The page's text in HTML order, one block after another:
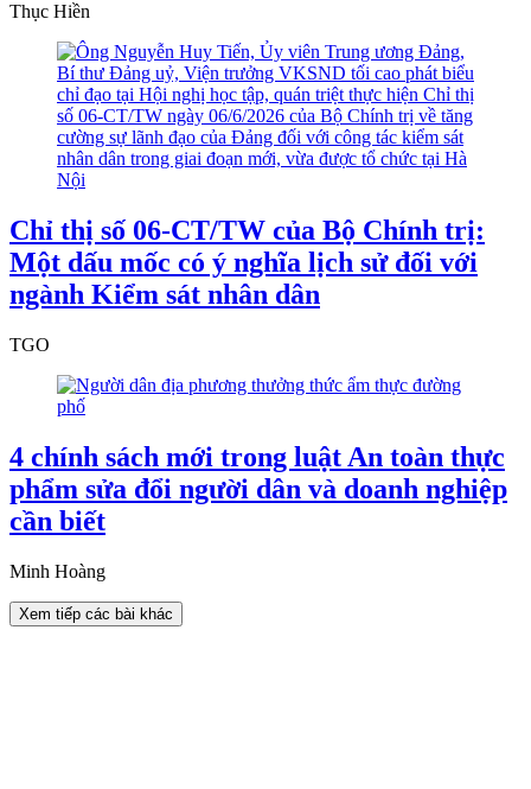
Thục Hiền
Chỉ thị số 06-CT/TW của Bộ Chính trị:
Một dấu mốc có ý nghĩa lịch sử đối với
ngành Kiểm sát nhân dân
TGO
4 chính sách mới trong luật An toàn thực
phẩm sửa đổi người dân và doanh nghiệp
cần biết
Minh Hoàng
Xem tiếp các bài khác